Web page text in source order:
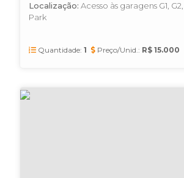
Localização: Acesso às garagens G1,
Park
Quantidade: 1 Preço/Unid.: R$ 15.000